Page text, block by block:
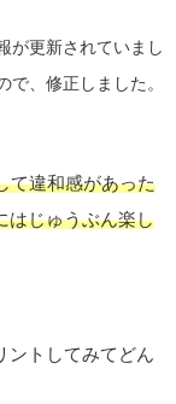
が更新されていまし
で、修正しました。
て違和感があった
はじゅうぶん楽し
ントしてみてどん